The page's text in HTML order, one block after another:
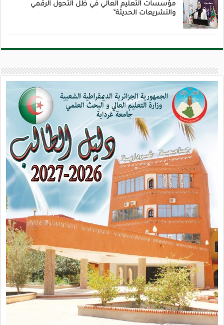
مؤسسات التعليم العالي في ظل التحول الرقمي
والتشريعات الحديثة”